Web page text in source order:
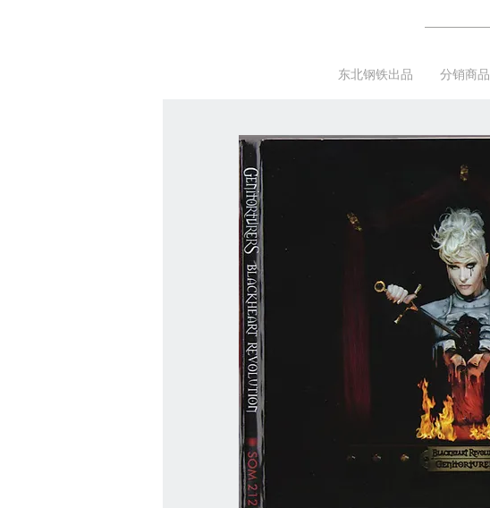
东北钢铁出品 分销商品